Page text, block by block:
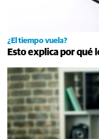
¿El tiempo vuela?
Esto explica por qué